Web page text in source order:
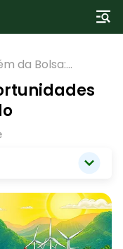
da Bolsa:
Verdes no